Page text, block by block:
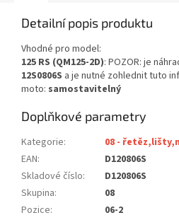
Detailní popis produktu
Vhodné pro model:
125 RS (QM125-2D): POZOR: je
12S0806S a je nutné zohlednit tuto
moto: samostavitelný
Doplňkové parametry
Kategorie:
08 -
EAN:
D120806S
Skladové číslo:
D120806S
Skupina:
08
Pozice: 06-2